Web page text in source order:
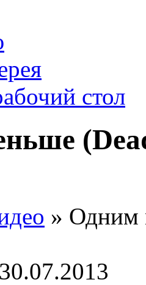
стол
» Одним